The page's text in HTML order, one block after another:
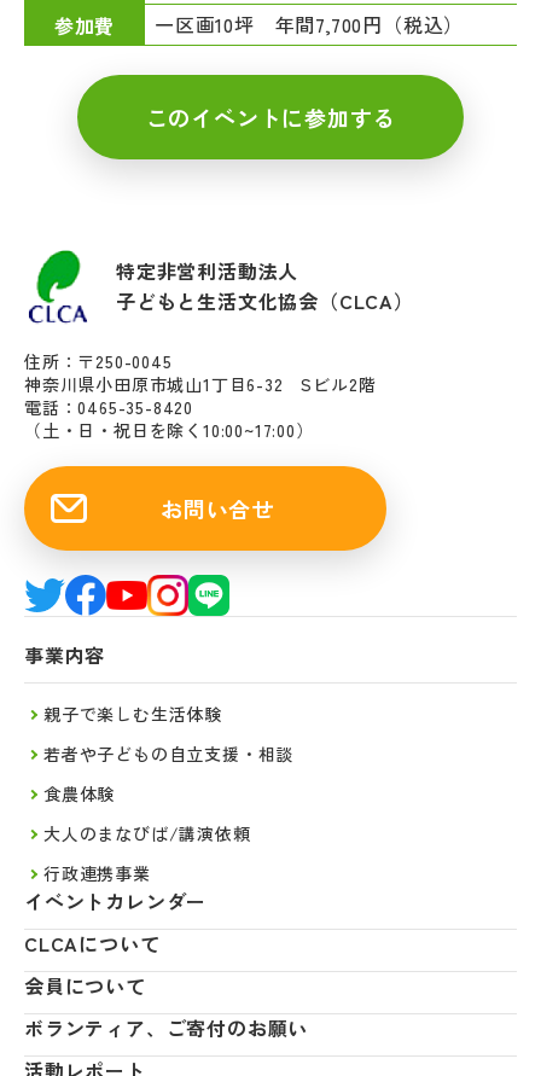
参加費
一区画10坪 年間7,700円（税込）
このイベントに参加する
特定非営利活動法人
子どもと生活文化協会（CLCA）
住所：〒250-0045
神奈川県小田原市城山1丁目6-32 Sビル2階
電話：0465-35-8420
（土・日・祝日を除く10:00~17:00）
お問い合せ
事業内容
親子で楽しむ生活体験
若者や子どもの自立支援・相談
食農体験
大人のまなびば/講演依頼
行政連携事業
イベントカレンダー
CLCAについて
会員について
ボランティア、ご寄付のお願い
活動レポート